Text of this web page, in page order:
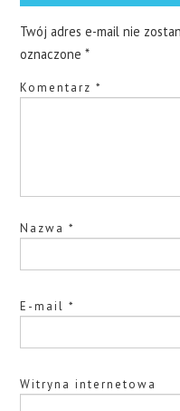
Twój adres e-mail nie
oznaczone*
Komentarz*
Nazwa*
E-mail*
Witryna internetowa